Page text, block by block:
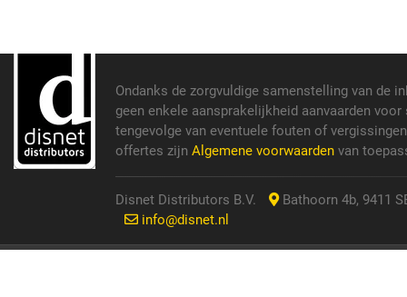
Ondanks de zorgvuldige samenstelling van de
geen enkele aansprakelijkheid aanvaarden
tengevolge van eventuele fouten of
offertes zijn Algemene voorwaarden van
Disnet Distributors B.V.
Bathoorn 4b, 9411
info@disnet.nl